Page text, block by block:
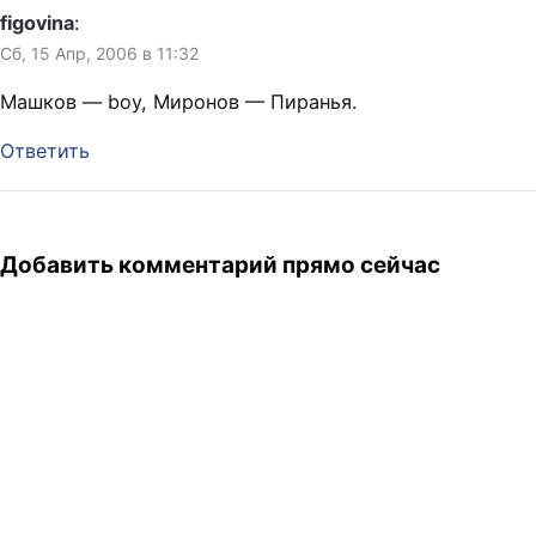
figovina:
Сб, 15 Апр, 2006 в 11:32
Машков — boy, Миронов — Пиранья.
Ответить
Добавить комментарий прямо сейчас